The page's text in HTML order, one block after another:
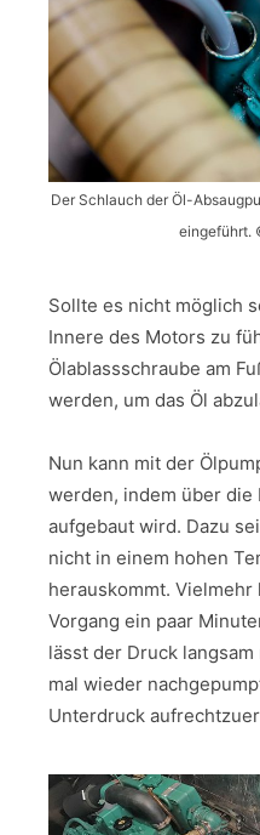
Der Schlauch der Öl-
eingeführt.
Sollte es nicht möglich
Innere des Motors zu
Ölablassschraube am
werden, um das Öl
Nun kann mit der
werden, indem über
aufgebaut wird. Dazu
nicht in einem hohen
herauskommt.
Vorgang ein paar
lässt der Druck
mal wieder
Unterdruck